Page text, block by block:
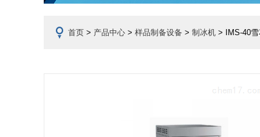
首页 > 产品中心 > 样品制备设备 > 制冰机 > IMS-40